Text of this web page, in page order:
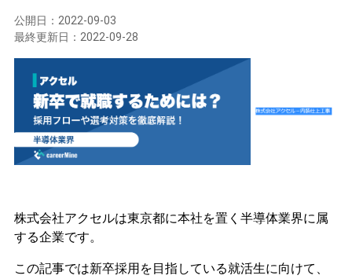
公開日： 2022-09-03
最終更新日： 2022-09-28
株式会社アクセルは東京都に本社を置く半導体業界に属
する企業です。
この記事では新卒採用を目指している就活生に向けて、